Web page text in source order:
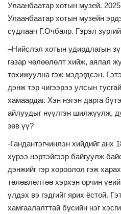
Улаанбаатар хотын музей.
Улаанбаатар хотын музейн
судлаач Г.Очбаяр. Гэрэл
–Нийслэл хотын удирдлагын
газар чөлөөлөлт хийж, аялал
тохижуулна гэж мэдэгдсэн.
дэнж тэр чигээрээ улсын
хамаардаг. Хэн нэгэн дарга
айлуудыг нүүлгэн шилжүүлж,
зөв үү?
-Гандантэгчинлэн хийдийг анх
хүрээ нэртэйгээр байгуулж
дэнжийг гэр хороолол гэж
төлөвлөлтөө хэрхэн орчин
үлдэх вэ гэдгийг ярих ёстой.
хамгаалалттай бүсийн нэг